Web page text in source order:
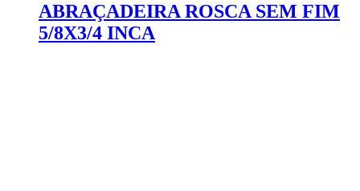
ABRAÇADEIRA ROSCA SEM FIM
5/8X3/4 INCA